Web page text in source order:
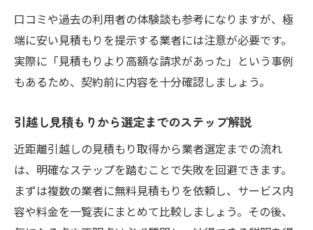
口コミや過去の利用者の体験談も参考になりますが、極
端に安い見積もりを提示する業者には注意が必要です。
実際に「見積もりより高額な請求があった」という事例
もあるため、契約前に内容を十分確認しましょう。
引越し見積もりから選定までのステップ解説
近距離引越しの見積もり取得から業者選定までの流れ
は、明確なステップを踏むことで失敗を回避できます。
まずは複数の業者に無料見積もりを依頼し、サービス内
容や料金を一覧表にまとめて比較しましょう。その後、